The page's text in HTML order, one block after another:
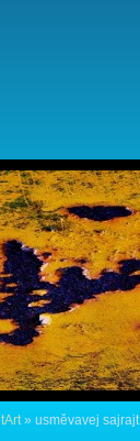
» usměvavej sajrajt